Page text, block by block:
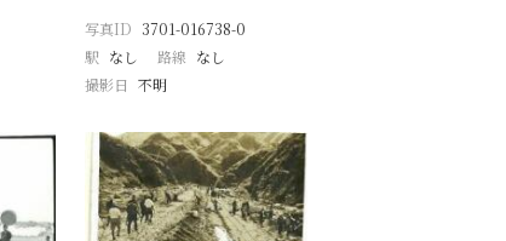
写真ID 3701-016738-0
駅 なし 路線 なし
撮影日 不明